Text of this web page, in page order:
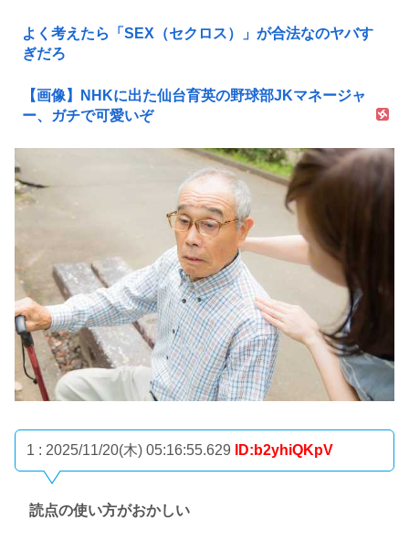
よく考えたら「SEX（セクロス）」が合法なのヤバす
ぎだろ
【画像】NHKに出た仙台育英の野球部JKマネージャ
ー、ガチで可愛いぞ
1 : 2025/11/20(木) 05:16:55.629 ID:b2yhiQKpV
読点の使い方がおかしい